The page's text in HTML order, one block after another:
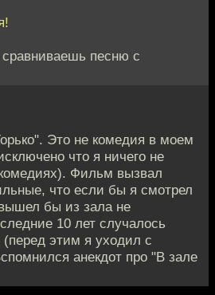
песню с
Это не комедия в моем
что я ничего не
Фильм вызвал
что если бы я смотрел
бы из зала не
10 лет случалось
(перед этим я уходил с
анекдот про "В зале